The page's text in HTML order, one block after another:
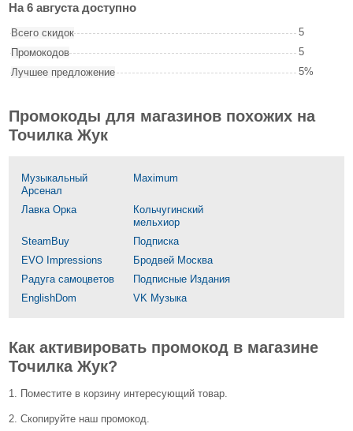
На 6 августа доступно
Всего скидок
5
Промокодов
5
Лучшее предложение
5%
Промокоды для магазинов похожих на
Точилка Жук
Музыкальный
Арсенал
Maximum
Лавка Орка
Кольчугинский
мельхиор
SteamBuy
Подписка
EVO Impressions
Бродвей Москва
Радуга самоцветов
Подписные Издания
EnglishDom
VK Музыка
Как активировать промокод в магазине
Точилка Жук?
1. Поместите в корзину интересующий товар.
2. Скопируйте наш промокод.